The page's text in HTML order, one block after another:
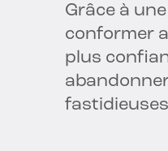
Grâce à
conformer
plus